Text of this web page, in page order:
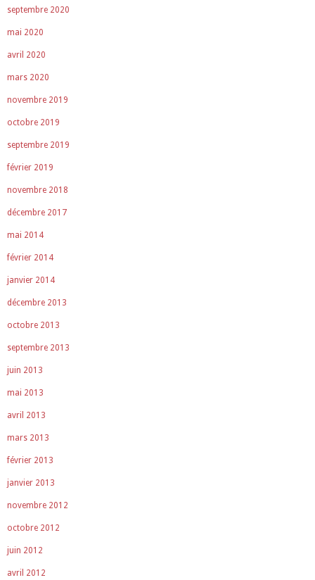
septembre 2020
mai 2020
avril 2020
mars 2020
novembre 2019
octobre 2019
septembre 2019
février 2019
novembre 2018
décembre 2017
mai 2014
février 2014
janvier 2014
décembre 2013
octobre 2013
septembre 2013
juin 2013
mai 2013
avril 2013
mars 2013
février 2013
janvier 2013
novembre 2012
octobre 2012
juin 2012
avril 2012